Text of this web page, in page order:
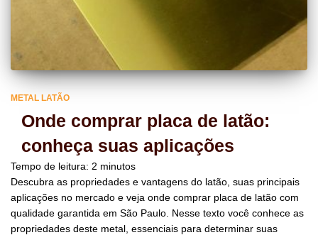
METAL LATÃO
Onde comprar placa de latão:
conheça suas aplicações
Tempo de leitura: 2 minutos
Descubra as propriedades e vantagens do latão, suas principais
aplicações no mercado e veja onde comprar placa de latão com
qualidade garantida em São Paulo. Nesse texto você conhece as
propriedades deste metal, essenciais para determinar suas